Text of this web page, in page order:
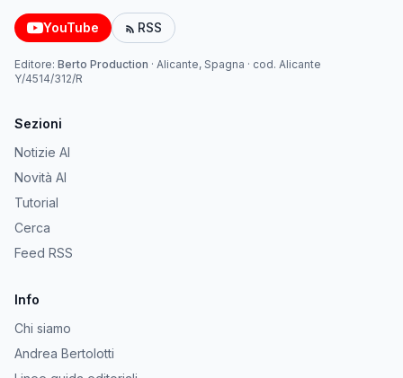
YouTube RSS
Editore: Berto Production · Alicante, Spagna · cod. Alicante
Y/4514/312/R
Sezioni
Notizie AI
Novità AI
Tutorial
Cerca
Feed RSS
Info
Chi siamo
Andrea Bertolotti